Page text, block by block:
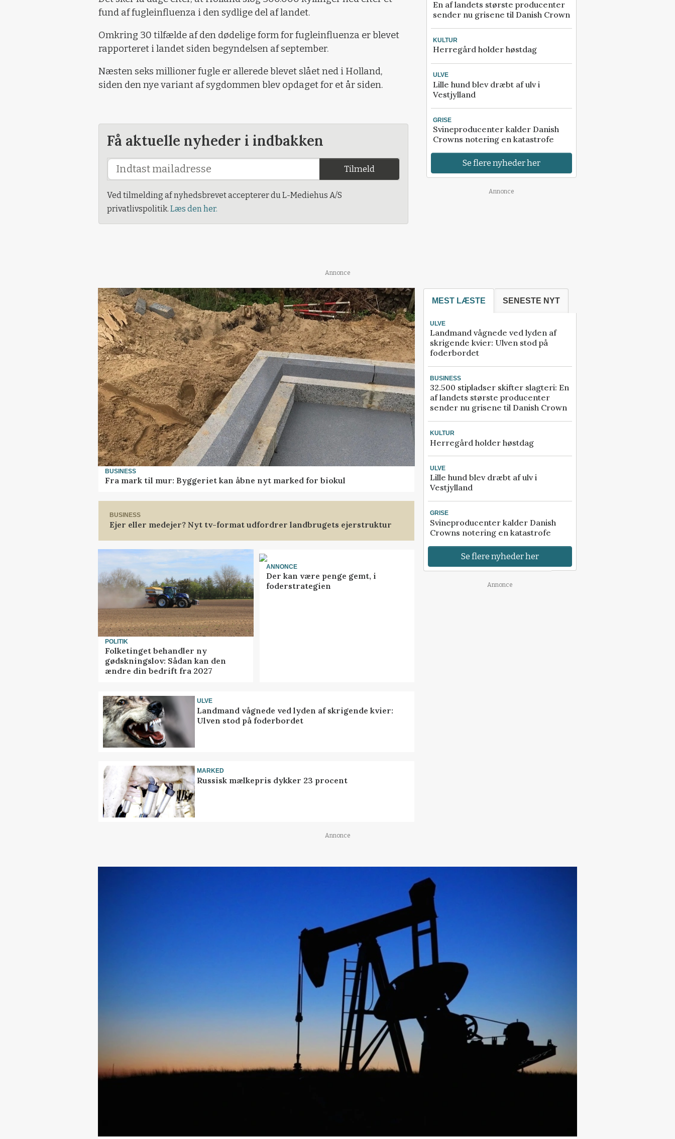
fund af fugleinfluenza i den sydlige del af landet.
Omkring 30 tilfælde af den dødelige form for fugleinfluenza er blevet
rapporteret i landet siden begyndelsen af september.
Næsten seks millioner fugle er allerede blevet slået ned i Holland,
siden den nye variant af sygdommen blev opdaget for et år siden.
Få aktuelle nyheder i indbakken
Tilmeld
Ved tilmelding af nyhedsbrevet accepterer du L-Mediehus A/S
privatlivspolitik. Læs den her.
En af landets største producenter
sender nu grisene til Danish Crown
KULTUR
Herregård holder høstdag
ULVE
Lille hund blev dræbt af ulv i
Vestjylland
GRISE
Svineproducenter kalder Danish
Crowns notering en katastrofe
Se flere nyheder her
Annonce
Annonce
BUSINESS
Fra mark til mur: Byggeriet kan åbne nyt marked for biokul
BUSINESS
Ejer eller medejer? Nyt tv-format udfordrer landbrugets ejerstruktur
POLITIK
Folketinget behandler ny
gødskningslov: Sådan kan den
ændre din bedrift fra 2027
ANNONCE
Der kan være penge gemt, i
foderstrategien
ULVE
Landmand vågnede ved lyden af skrigende kvier:
Ulven stod på foderbordet
MARKED
Russisk mælkepris dykker 23 procent
MEST LÆSTE SENESTE NYT
ULVE
Landmand vågnede ved lyden af
skrigende kvier: Ulven stod på
foderbordet
BUSINESS
32.500 stipladser skifter slagteri: En
af landets største producenter
sender nu grisene til Danish Crown
KULTUR
Herregård holder høstdag
ULVE
Lille hund blev dræbt af ulv i
Vestjylland
GRISE
Svineproducenter kalder Danish
Crowns notering en katastrofe
Se flere nyheder her
Annonce
Annonce